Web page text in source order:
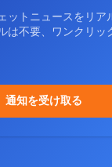
ットニュースをリア
は不要、ワンクリッ
通知を受け取る